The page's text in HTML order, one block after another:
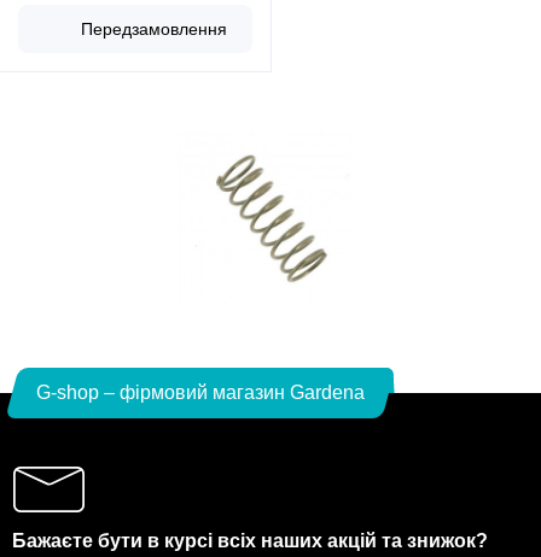
Передзамовлення
G-shop – фірмовий магазин Gardena
Бажаєте бути в курсі всіх наших акцій та знижок?